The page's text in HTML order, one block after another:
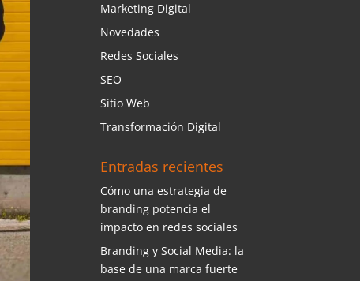
Marketing Digital
Novedades
Redes Sociales
SEO
Sitio Web
Transformación Digital
Entradas recientes
Cómo una estrategia de
branding potencia el
impacto en redes sociales
Branding y Social Media: la
base de una marca fuerte